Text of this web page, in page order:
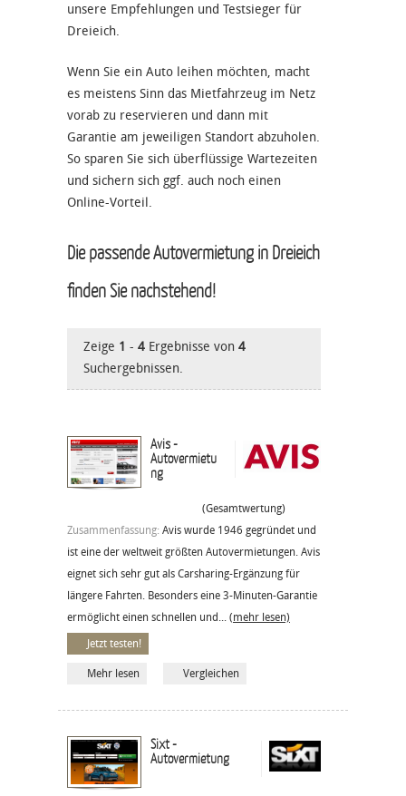
unsere Empfehlungen und Testsieger für
Dreieich.
Wenn Sie ein Auto leihen möchten, macht
es meistens Sinn das Mietfahrzeug im Netz
vorab zu reservieren und dann mit
Garantie am jeweiligen Standort abzuholen.
So sparen Sie sich überflüssige Wartezeiten
und sichern sich ggf. auch noch einen
Online-Vorteil.
Die passende Autovermietung in Dreieich
finden Sie nachstehend!
Zeige 1 - 4 Ergebnisse von 4
Suchergebnissen.
Avis -
Autovermietu
ng
(Gesamtwertung)
Zusammenfassung: Avis wurde 1946 gegründet und
ist eine der weltweit größten Autovermietungen. Avis
eignet sich sehr gut als Carsharing-Ergänzung für
längere Fahrten. Besonders eine 3-Minuten-Garantie
ermöglicht einen schnellen und... (mehr lesen)
Jetzt testen!
Mehr lesen Vergleichen
Sixt -
Autovermietung